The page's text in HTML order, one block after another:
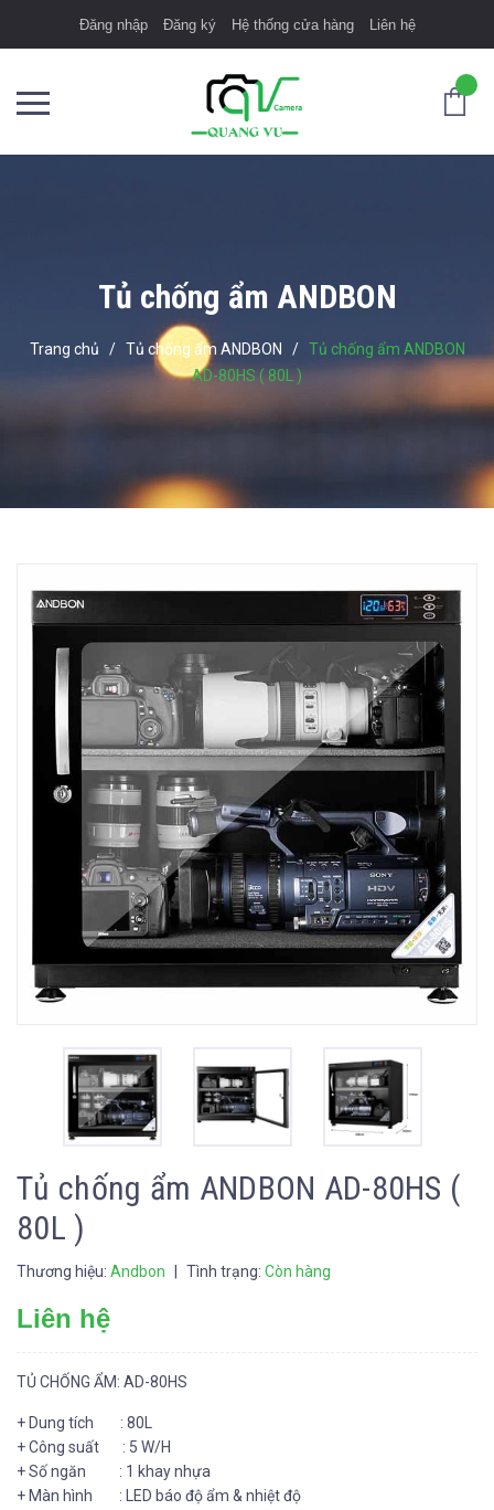
Đăng nhập Đăng ký Hệ thống cửa hàng Liên hệ
Tủ chống ẩm ANDBON
Trang chủ / Tủ chống ẩm ANDBON / Tủ chống ẩm ANDBON
AD-80HS ( 80L )
Tủ chống ẩm ANDBON AD-80HS (
80L )
Thương hiệu: Andbon Tình trạng: Còn hàng
Liên hệ
TỦ CHỐNG ẨM: AD-80HS
+ Dung tích : 80L
+ Công suất : 5 W/H
+ Số ngăn : 1 khay nhựa
+ Màn hình : LED báo độ ẩm & nhiệt độ